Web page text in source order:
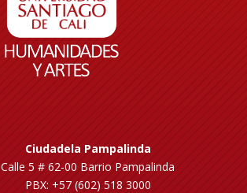
Ciudadela Pampalinda
Calle 5 # 62-00 Barrio Pampalinda
PBX: +57 (602) 518 3000